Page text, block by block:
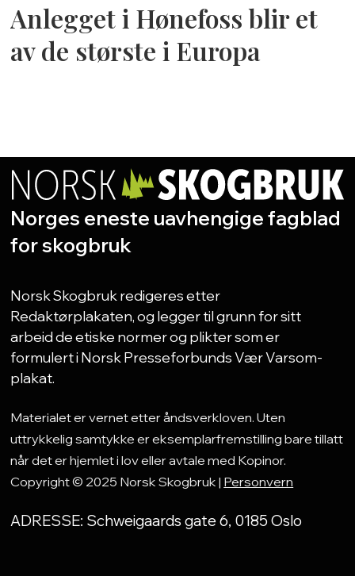
Anlegget i Hønefoss blir et
av de største i Europa
Norges eneste uavhengige fagblad
for skogbruk
Norsk Skogbruk redigeres etter
Redaktørplakaten, og legger til grunn for sitt
arbeid de etiske normer og plikter som er
formulert i Norsk Presseforbunds Vær Varsom-
plakat.
Materialet er vernet etter åndsverkloven. Uten
uttrykkelig samtykke er eksemplarfremstilling bare tillatt
når det er hjemlet i lov eller avtale med Kopinor.
Copyright © 2025 Norsk Skogbruk | Personvern
ADRESSE: Schweigaards gate 6, 0185 Oslo